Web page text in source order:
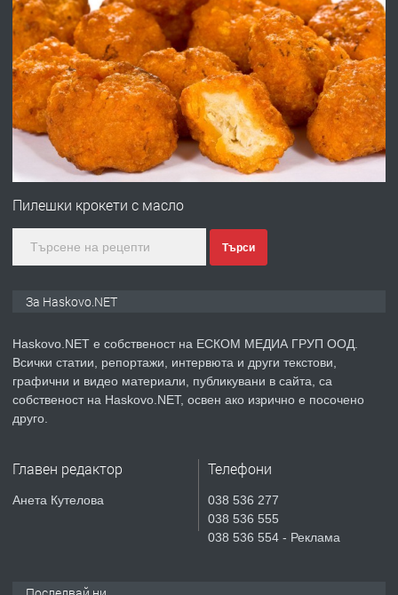
преди 2 дни
ПРЕДЛАГА Давам гараж под наем
преди 2 дни
ПРЕДЛАГА
№4120 Магазин/Офис под наем в кв.
градската градина!
преди 3 дни
ПРЕДЛАГА
Продавам парцел в гр. Хасково кв.
СГЛОБЯВАНЕ НА МЕБЕЛИ.
Пилешки крокети с масло
Търси
За Haskovo.NET
Haskovo.NET е собственост на ЕСКОМ МЕДИА ГРУП ООД.
Всички статии, репортажи, интервюта и други текстови,
графични и видео материали, публикувани в сайта, са
собственост на Haskovo.NET, освен ако изрично е посочено
друго.
Главен редактор
Анета Кутелова
Телефони
038 536 277
038 536 555
038 536 554 - Реклама